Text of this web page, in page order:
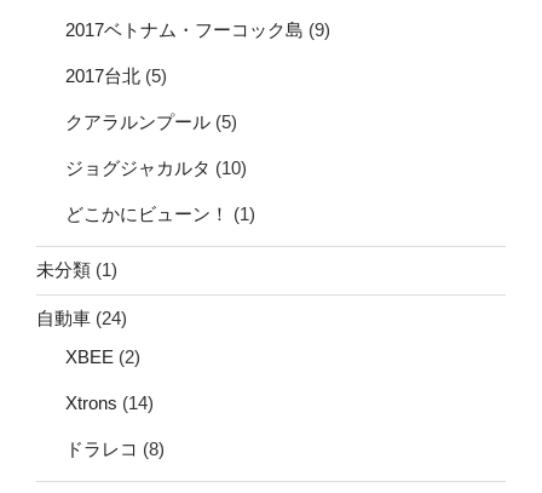
2017ベトナム・フーコック島 (9)
2017台北 (5)
クアラルンプール (5)
ジョグジャカルタ (10)
どこかにビューン！ (1)
未分類 (1)
自動車 (24)
XBEE (2)
Xtrons (14)
ドラレコ (8)